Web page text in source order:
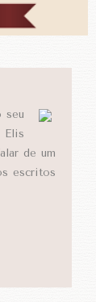
seu
Elis
de um
escritos